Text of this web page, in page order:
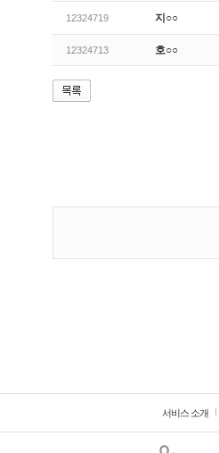
12324719 지○○
12324713 호○○
서비스 소개